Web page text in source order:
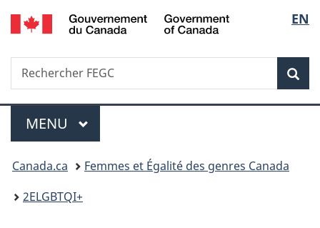
Passer
au
Passer
à
du
Passer
à
simplifiée
de
la
EN
Recherche
Rechercher
FEGC
Menu
MENU PRINCIPAL
Vous
êtes
Canada.ca
Femmes et Égalité des genres Canada
2ELGBTQI+